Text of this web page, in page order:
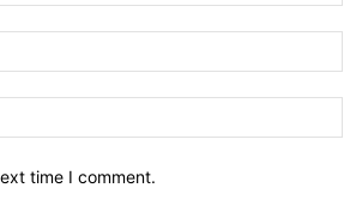
time I comment.